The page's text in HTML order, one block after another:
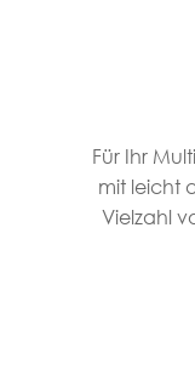
Für Ihr
mit leicht
Vielzahl